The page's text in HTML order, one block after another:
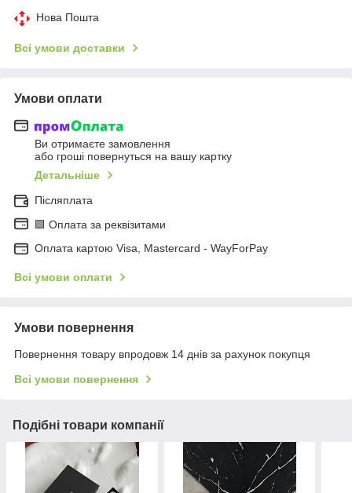
Нова Пошта
Всі умови доставки
Умови оплати
Ви отримаєте замовлення
або гроші повернуться на вашу картку
Детальніше
Післяплата
🟩 Оплата за реквізитами
Оплата картою Visa, Mastercard - WayForPay
Всі умови оплати
Умови повернення
Повернення товару впродовж 14 днів за рахунок покупця
Всі умови повернення
Подібні товари компанії